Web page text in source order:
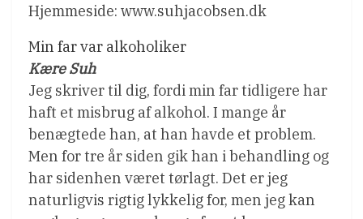
Hjemmeside: www.suhjacobsen.dk
Min far var alkoholiker
Kære Suh
Jeg skriver til dig, fordi min far tidligere har
haft et misbrug af alkohol. I mange år
benægtede han, at han havde et problem.
Men for tre år siden gik han i behandling og
har sidenhen været tørlagt. Det er jeg
naturligvis rigtig lykkelig for, men jeg kan